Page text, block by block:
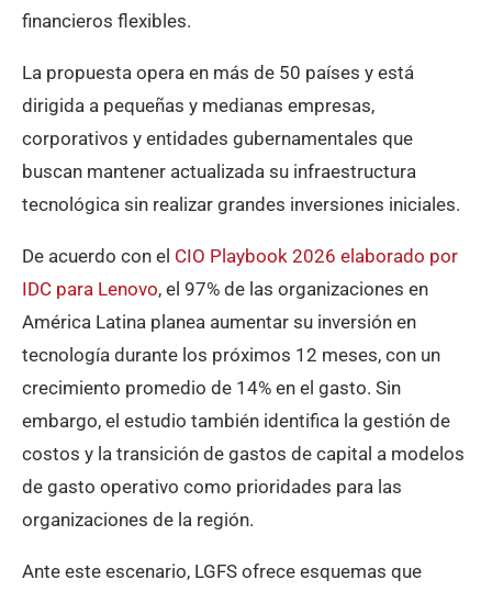
financieros flexibles.
La propuesta opera en más de 50 países y está
dirigida a pequeñas y medianas empresas,
corporativos y entidades gubernamentales que
buscan mantener actualizada su infraestructura
tecnológica sin realizar grandes inversiones iniciales.
De acuerdo con el CIO Playbook 2026 elaborado por
IDC para Lenovo, el 97% de las organizaciones en
América Latina planea aumentar su inversión en
tecnología durante los próximos 12 meses, con un
crecimiento promedio de 14% en el gasto. Sin
embargo, el estudio también identifica la gestión de
costos y la transición de gastos de capital a modelos
de gasto operativo como prioridades para las
organizaciones de la región.
Ante este escenario, LGFS ofrece esquemas que